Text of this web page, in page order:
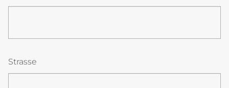
Strasse